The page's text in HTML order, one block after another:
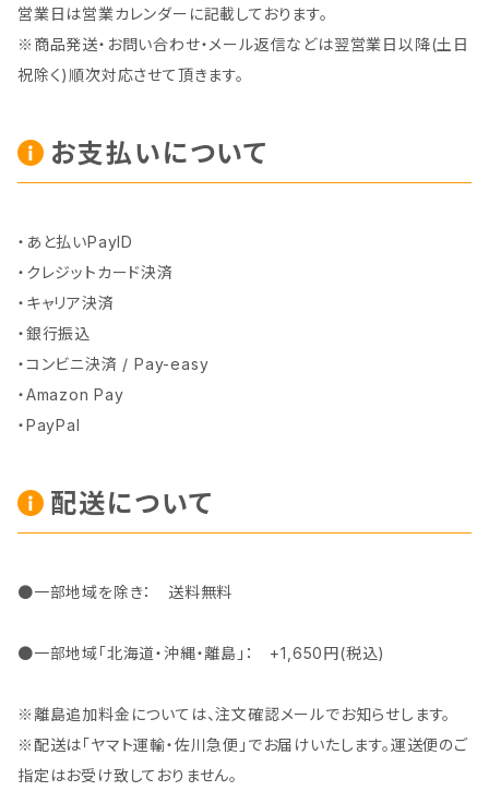
営業日は営業カレンダーに記載しております。
※商品発送・お問い合わせ・メール返信などは翌営業日以降(土日
祝除く)順次対応させて頂きます。
お支払いについて
・あと払いPayID
・クレジットカード決済
・キャリア決済
・銀行振込
・コンビニ決済 / Pay-easy
・Amazon Pay
・PayPal
配送について
●一部地域を除き： 送料無料
●一部地域「北海道・沖縄・離島」： +1,650円(税込)
※離島追加料金については、注文確認メールでお知らせします。
※配送は「ヤマト運輸・佐川急便」でお届けいたします。運送便のご
指定はお受け致しておりません。